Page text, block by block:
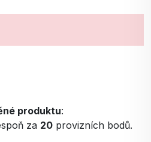
produktu:
za 20provizních bodů.